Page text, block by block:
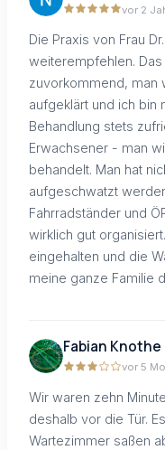
vor 2
Die Praxis von Frau
weiterempfehlen.
zuvorkommend, man
aufgeklärt und ich bin
Behandlung stets
Erwachsener - man
behandelt. Man hat
aufgeschwatzt
Fahrradständer und
wirklich gut
eingehalten und die
meine ganze Familie
Fabian Knothe
vor 5
Wir waren zehn
deshalb vor die Tür.
Wartezimmer saßen